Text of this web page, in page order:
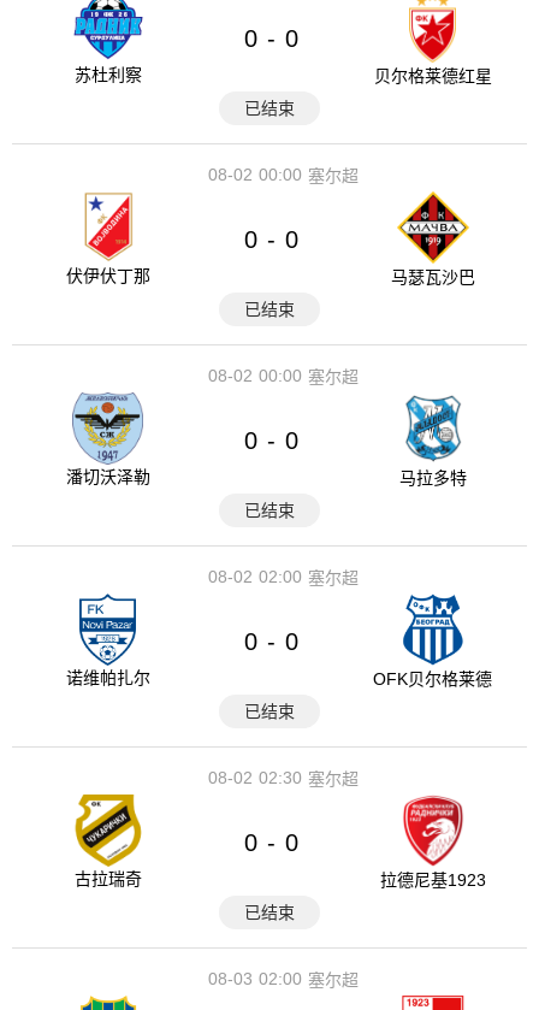
苏杜利察
0 - 0
贝尔格莱德红星
已结束
00:00
08-02 塞尔超
伏伊伏丁那
0 - 0
马瑟瓦沙巴
已结束
00:00
08-02 塞尔超
潘切沃泽勒
0 - 0
马拉多特
已结束
02:00
08-02 塞尔超
诺维帕扎尔
0 - 0
OFK贝尔格莱德
已结束
02:30
08-02 塞尔超
古拉瑞奇
0 - 0
拉德尼基1923
已结束
02:00
08-03 塞尔超